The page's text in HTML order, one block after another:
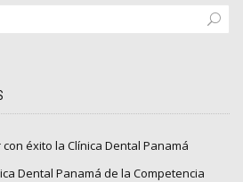
éxito la Clínica Dental Panamá
Dental Panamá de la Competencia